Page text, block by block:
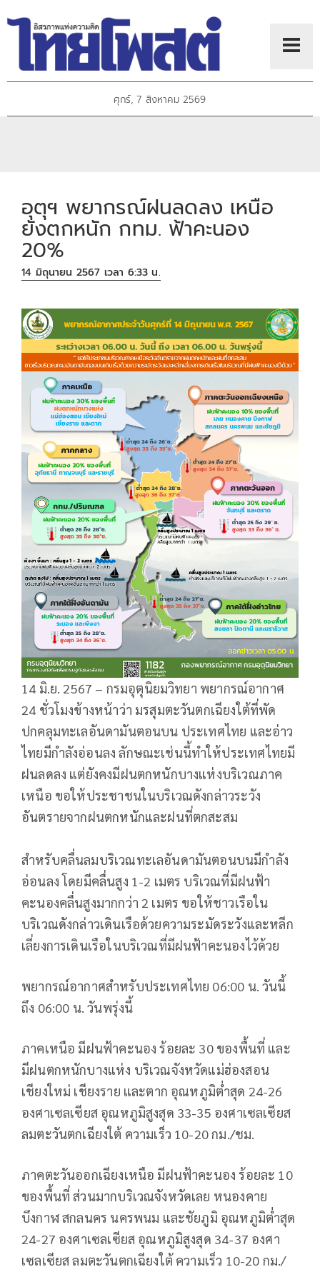
ศุกร์, 7 สิงหาคม 2569
อุตุฯ พยากรณ์ฝนลดลง เหนือ
ยังตกหนัก กทม. ฟ้าคะนอง
20%
14 มิถุนายน 2567 เวลา 6:33 น.
14 มิ.ย. 2567 – กรมอุตุนิยมวิทยา พยากรณ์อากาศ
24 ชั่วโมงข้างหน้าว่า มรสุมตะวันตกเฉียงใต้ที่พัด
ปกคลุมทะเลอันดามันตอนบน ประเทศไทย และอ่าว
ไทยมีกำลังอ่อนลง ลักษณะเช่นนี้ทำให้ประเทศไทยมี
ฝนลดลง แต่ยังคงมีฝนตกหนักบางแห่งบริเวณภาค
เหนือ ขอให้ประชาชนในบริเวณดังกล่าวระวัง
อันตรายจากฝนตกหนักและฝนที่ตกสะสม
สำหรับคลื่นลมบริเวณทะเลอันดามันตอนบนมีกำลัง
อ่อนลง โดยมีคลื่นสูง 1-2 เมตร บริเวณที่มีฝนฟ้า
คะนองคลื่นสูงมากกว่า 2 เมตร ขอให้ชาวเรือใน
บริเวณดังกล่าวเดินเรือด้วยความระมัดระวังและหลีก
เลี่ยงการเดินเรือในบริเวณที่มีฝนฟ้าคะนองไว้ด้วย
พยากรณ์อากาศสำหรับประเทศไทย 06:00 น. วันนี้
ถึง 06:00 น. วันพรุ่งนี้
ภาคเหนือ มีฝนฟ้าคะนอง ร้อยละ 30 ของพื้นที่ และ
มีฝนตกหนักบางแห่ง บริเวณจังหวัดแม่ฮ่องสอน
เชียงใหม่ เชียงราย และตาก อุณหภูมิต่ำสุด 24-26
องศาเซลเซียส อุณหภูมิสูงสุด 33-35 องศาเซลเซียส
ลมตะวันตกเฉียงใต้ ความเร็ว 10-20 กม./ชม.
ภาคตะวันออกเฉียงเหนือ มีฝนฟ้าคะนอง ร้อยละ 10
ของพื้นที่ ส่วนมากบริเวณจังหวัดเลย หนองคาย
บึงกาฬ สกลนคร นครพนม และชัยภูมิ อุณหภูมิต่ำสุด
24-27 องศาเซลเซียส อุณหภูมิสูงสุด 34-37 องศา
เซลเซียส ลมตะวันตกเฉียงใต้ ความเร็ว 10-20 กม./